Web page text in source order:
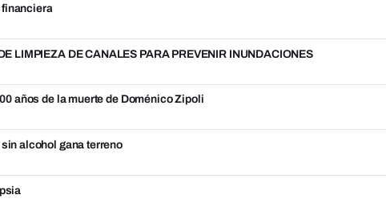
financiera
LIMPIEZA DE CANALES PARA PREVENIR INUNDACIONES
años de la muerte de Doménico Zipoli
alcohol gana terreno